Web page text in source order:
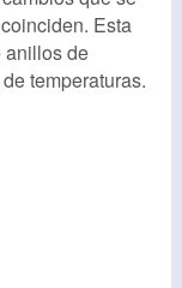
Esta
anillos de
temperaturas.